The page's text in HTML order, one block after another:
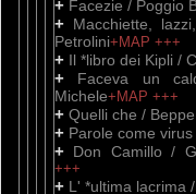
+ Facezie / Poggio
+ Macchiette,
Petrolini+MAP +++
+ Il *libro dei Kipli /
+ Faceva un
Michele+MAP +++
+ Quelli che /
+ Parole come
+ Don Camillo /
+++
+ L' *ultima lacrima